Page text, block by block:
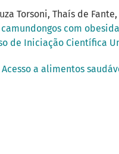
Torsoni, Thaís de
camundongos com
de Iniciação Científica
Acesso a alimentos